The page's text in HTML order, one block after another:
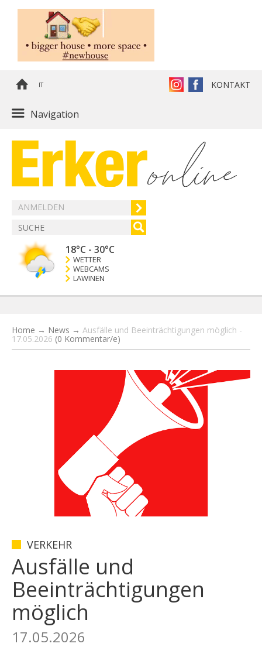
IT KONTAKT
Navigation
ANMELDEN
18°C - 30°C
WETTER
WEBCAMS
LAWINEN
Home → News → Ausfälle und Beeinträchtigungen möglich -
17.05.2026 (0 Kommentar/e)
VERKEHR
Ausfälle und
Beeinträchtigungen
möglich
17.05.2026